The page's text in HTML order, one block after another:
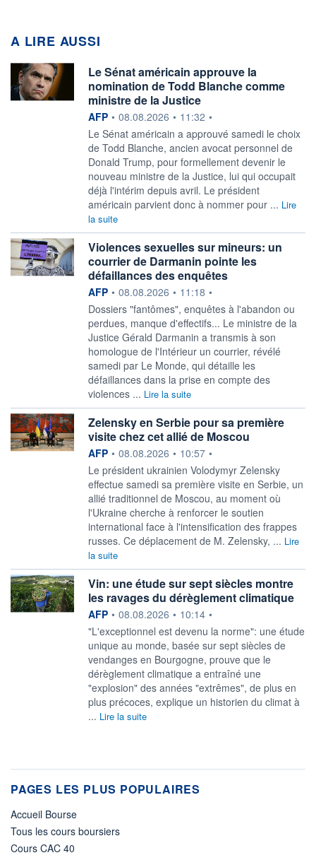
A LIRE AUSSI
Le Sénat américain approuve la
nomination de Todd Blanche comme
ministre de la Justice
information fournie par
AFP • 08.08.2026 • 11:32 •
Le Sénat américain a approuvé samedi le choix
de Todd Blanche, ancien avocat personnel de
Donald Trump, pour formellement devenir le
nouveau ministre de la Justice, lui qui occupait
déjà l'intérim depuis avril. Le président
américain parvient donc à nommer pour ... Lire
la suite
Violences sexuelles sur mineurs: un
courrier de Darmanin pointe les
défaillances des enquêtes
information fournie par
AFP • 08.08.2026 • 11:18 •
Dossiers "fantômes", enquêtes à l'abandon ou
perdues, manque d'effectifs... Le ministre de la
Justice Gérald Darmanin a transmis à son
homologue de l'Intérieur un courrier, révélé
samedi par Le Monde, qui détaille les
défaillances dans la prise en compte des
violences ... Lire la suite
Zelensky en Serbie pour sa première
visite chez cet allié de Moscou
information fournie par
AFP • 08.08.2026 • 10:57 •
Le président ukrainien Volodymyr Zelensky
effectue samedi sa première visite en Serbie, un
allié traditionnel de Moscou, au moment où
l'Ukraine cherche à renforcer le soutien
international face à l'intensification des frappes
russes. Ce déplacement de M. Zelensky, ... Lire
la suite
Vin: une étude sur sept siècles montre
les ravages du dérèglement climatique
information fournie par
AFP • 08.08.2026 • 10:14 •
"L'exceptionnel est devenu la norme": une étude
unique au monde, basée sur sept siècles de
vendanges en Bourgogne, prouve que le
dérèglement climatique a entraîné une
"explosion" des années "extrêmes", de plus en
plus précoces, explique un historien du climat à
... Lire la suite
PAGES LES PLUS POPULAIRES
Accueil Bourse
Tous les cours boursiers
Cours CAC 40